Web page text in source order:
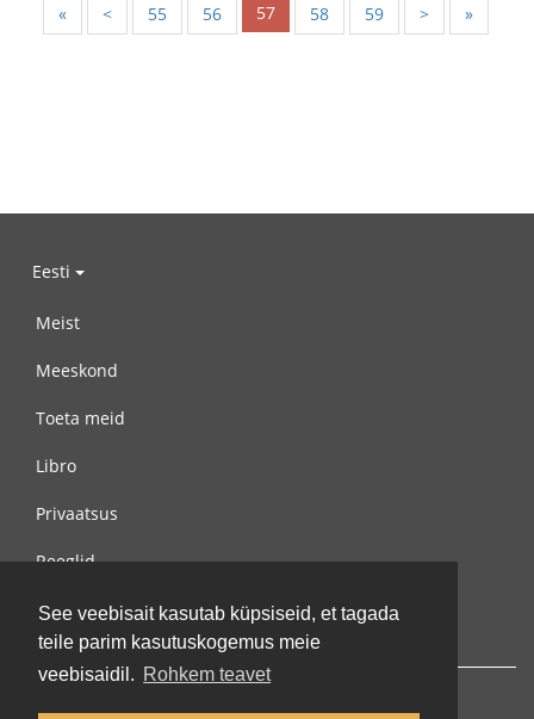
See veebisait kasutab küpsiseid, et tagada
teile parim kasutuskogemus meie
veebisaidil. Rohkem teavet
« < 55 56 57 58 59 > »
Eesti
Meist
Meeskond
Toeta meid
Libro
Privaatsus
Reeglid
Võta meiega ühendust